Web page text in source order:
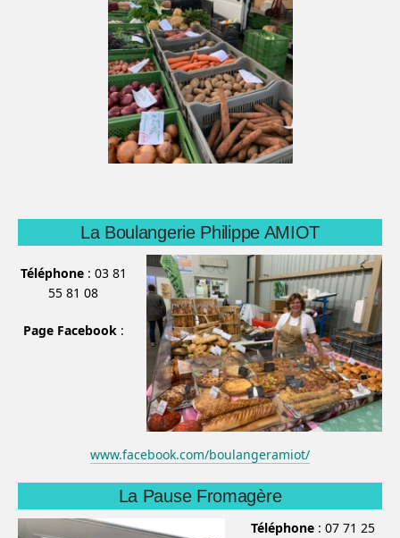
La Boulangerie Philippe AMIOT
Téléphone: 03 81
55 81 08
Page Facebook:
www.facebook.com/boulangeramiot/
La Pause Fromagère
Téléphone: 07 71 25